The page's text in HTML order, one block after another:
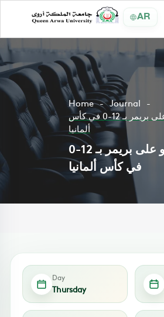
AR
Home
Journal
بايرن ميونيخ يقسو على بريمر بـ 12-0 في كأس
ألمانيا
بايرن ميونيخ يقسو على بريمر بـ 12-0
في كأس ألمانيا
Day
Thursday